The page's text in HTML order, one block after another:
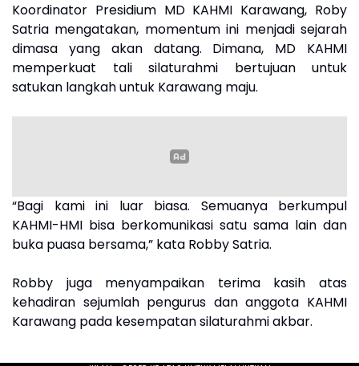
Koordinator Presidium MD KAHMI Karawang, Roby
Satria mengatakan, momentum ini menjadi sejarah
dimasa yang akan datang. Dimana, MD KAHMI
memperkuat tali silaturahmi bertujuan untuk
satukan langkah untuk Karawang maju.
“Bagi kami ini luar biasa. Semuanya berkumpul
KAHMI-HMI bisa berkomunikasi satu sama lain dan
buka puasa bersama,” kata Robby Satria.
Robby juga menyampaikan terima kasih atas
kehadiran sejumlah pengurus dan anggota KAHMI
Karawang pada kesempatan silaturahmi akbar.